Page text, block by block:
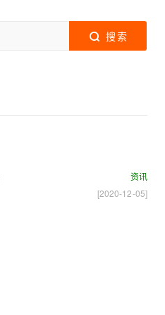
搜索
资讯
[2020-12-05]